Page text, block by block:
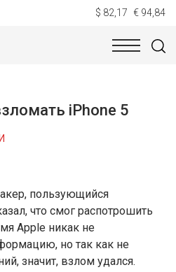
$ 82,17 € 94,84
iPhone 5
пользующийся
что смог распотрошить
Apple никак не
но так как не
значит, взлом удался.